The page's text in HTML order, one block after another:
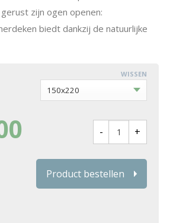
zijn ogen openen:
biedt dankzij de natuurlijke
een
vezel zorgt ervoor dat de
vocht kan
bacteriën en geuren tegengaat.
zomerdeken
katoenjersey, op natuurlijke
WISSEN
Product bestellen